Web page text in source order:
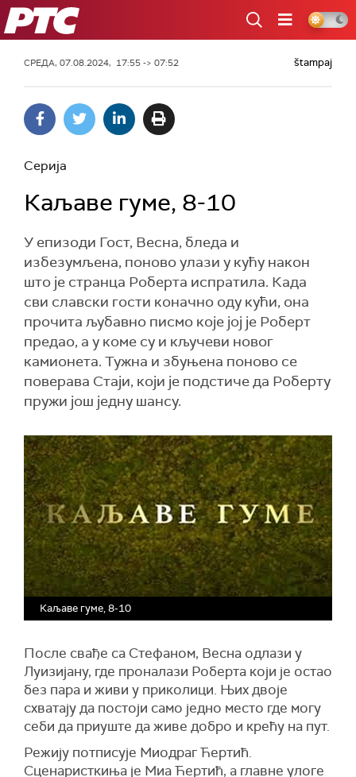
РТС
СРЕДА, 07.08.2024, 17:55 -> 07:52 štampaj
Серија
Каљаве гуме, 8-10
У епизоди Гост, Весна, бледа и
избезумљена, поново улази у кућу након
што је странца Роберта испратила. Када
сви славски гости коначно оду кући, она
прочита љубавно писмо које јој је Роберт
предао, а у коме су и кључеви новог
камионета. Тужна и збуњена поново се
поверава Стаји, који је подстиче да Роберту
пружи још једну шансу.
Каљаве гуме, 8-10
После свађе са Стефаном, Весна одлази у
Луизијану, где проналази Роберта који је остао
без пара и живи у приколици. Њих двоје
схватају да постоји само једно место где могу
себи да приуште да живе добро и крећу на пут.
Режију потписује Миодраг Ћертић.
Сценаристкиња је Миа Ћертић, а главне улоге